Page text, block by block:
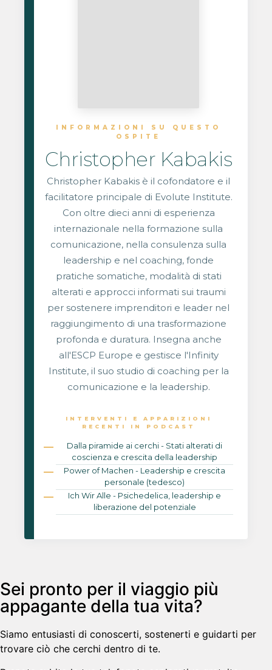
INFORMAZIONI SU QUESTO
OSPITE
Christopher Kabakis
Christopher Kabakis è il cofondatore e il
facilitatore principale di Evolute Institute.
Con oltre dieci anni di esperienza
internazionale nella formazione sulla
comunicazione, nella consulenza sulla
leadership e nel coaching, fonde
pratiche somatiche, modalità di stati
alterati e approcci informati sui traumi
per sostenere imprenditori e leader nel
raggiungimento di una trasformazione
profonda e duratura. Insegna anche
all'ESCP Europe e gestisce l'Infinity
Institute, il suo studio di coaching per la
comunicazione e la leadership.
INTERVENTI E APPARIZIONI
RECENTI IN PODCAST
Dalla piramide ai cerchi - Stati alterati di
coscienza e crescita della leadership
Power of Machen - Leadership e crescita
personale (tedesco)
Ich Wir Alle - Psichedelica, leadership e
liberazione del potenziale
Sei pronto per il viaggio più
appagante della tua vita?
Siamo entusiasti di conoscerti, sostenerti e guidarti per
trovare ciò che cerchi dentro di te.